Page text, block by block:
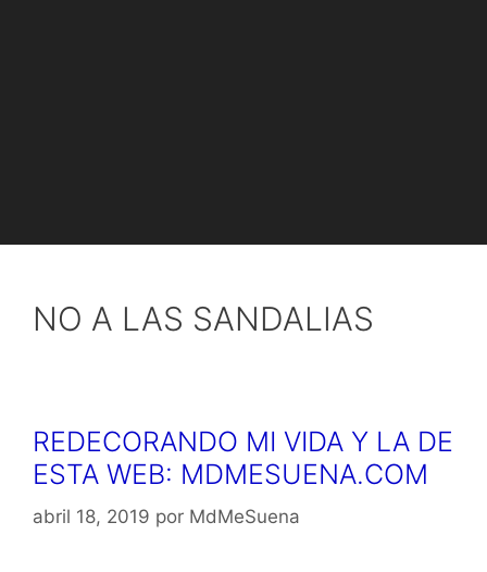
NO A LAS SANDALIAS
REDECORANDO MI VIDA Y LA DE
ESTA WEB: MDMESUENA.COM
abril 18, 2019 por MdMeSuena